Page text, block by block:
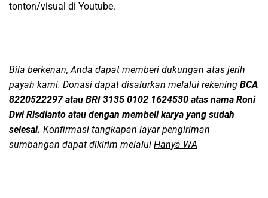
tonton/visual di Youtube.
Bila berkenan, Anda dapat memberi dukungan atas jerih
payah kami. Donasi dapat disalurkan melalui rekening BCA
8220522297 atau BRI 3135 0102 1624530 atas nama Roni
Dwi Risdianto atau dengan membeli karya yang sudah
selesai. Konfirmasi tangkapan layar pengiriman
sumbangan dapat dikirim melalui Hanya WA